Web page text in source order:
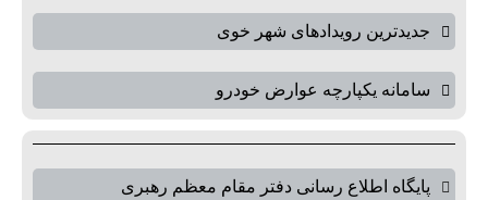
جدیدترین رویدادهای شهر خوی
سامانه یکپارچه عوارض خودرو
پایگاه اطلاع رسانی دفتر مقام معظم رهبری